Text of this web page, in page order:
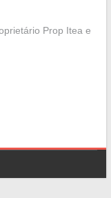
Prop Itea e